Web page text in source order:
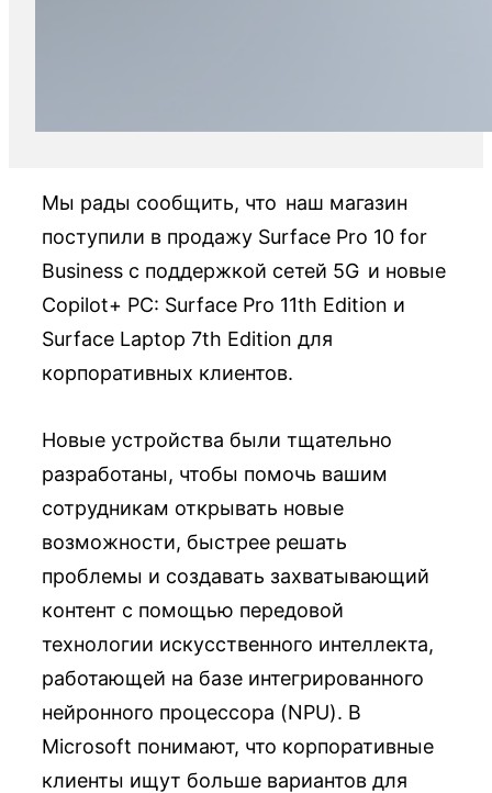
Мы рады сообщить, что наш магазин
поступили в продажу Surface Pro 10 for
Business с поддержкой сетей 5G и новые
Copilot+ PC: Surface Pro 11th Edition и
Surface Laptop 7th Edition для
корпоративных клиентов.
Новые устройства были тщательно
разработаны, чтобы помочь вашим
сотрудникам открывать новые
возможности, быстрее решать
проблемы и создавать захватывающий
контент с помощью передовой
технологии искусственного интеллекта,
работающей на базе интегрированного
нейронного процессора (NPU). В
Microsoft понимают, что корпоративные
клиенты ищут больше вариантов для